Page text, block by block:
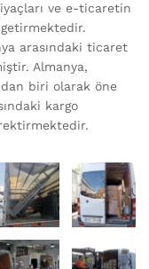
ve e-ticaretin
arasındaki ticaret
Almanya,
biri olarak öne
kargo